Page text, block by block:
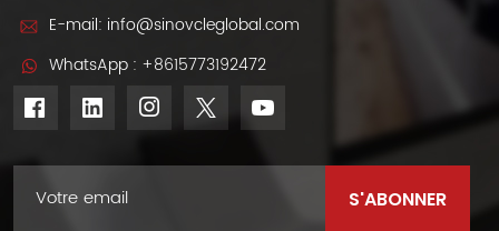
E-mail: info@sinovcleglobal.com
WhatsApp : +8615773192472